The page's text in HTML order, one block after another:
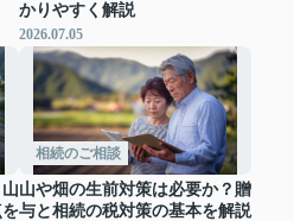
かりやすく解説
2026.07.05
相続のご相談
山や畑の生前対策は必要か？贈
与と相続の税対策の基本を解説